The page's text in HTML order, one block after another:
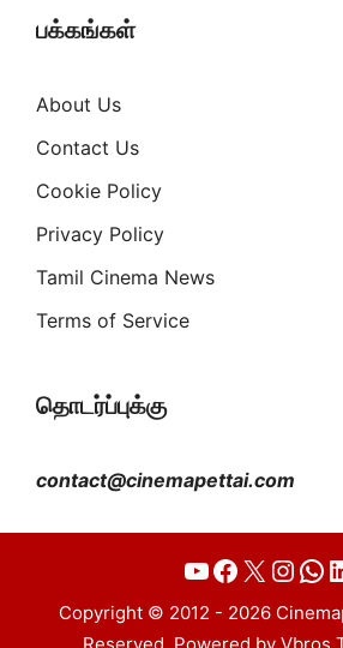
பக்கங்கள்
About Us
Contact Us
Cookie Policy
Privacy Policy
Tamil Cinema News
Terms of Service
தொடர்ப்புக்கு
contact@cinemapettai.com
YouTube
Facebook
X
Copyright © 2012 - 2026